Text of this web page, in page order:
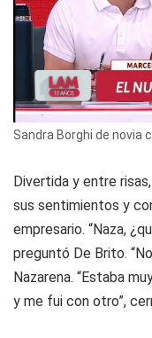
Sandra Borghi de novia
Divertida y entre risas,
sus sentimientos y
empresario. “Naza,
preguntó De Brito.
Nazarena. “Estaba
y me fui con otro”,